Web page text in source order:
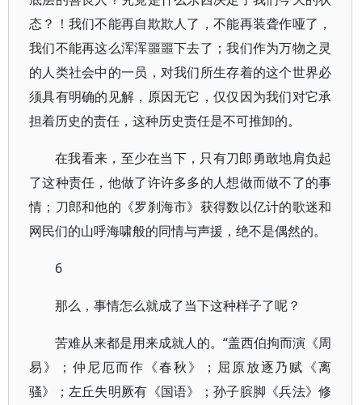
态？！我们不能再自欺欺人了，不能再装聋作哑了，
我们不能再这么浑浑噩噩下去了；我们作为万物之灵
的人类社会中的一员，对我们所生存着的这个世界必
须具有明确的见解，原因无它，仅仅因为我们对它承
担着历史的责任，这种历史责任是不可推卸的。
在我看来，至少在当下，只有刀郎勇敢地肩负起
了这种责任，他做了许许多多的人想做而做不了的事
情；刀郎和他的《罗刹海市》获得数以亿计的歌迷和
网民们的山呼海啸般的同情与声援，绝不是偶然的。
6
那么，事情怎么就成了当下这种样子了呢？
苦难从来都是用来成就人的。“盖西伯拘而演《周
易》；仲尼厄而作《春秋》；屈原放逐乃赋《离
骚》；左丘失明厥有《国语》；孙子膑脚《兵法》修